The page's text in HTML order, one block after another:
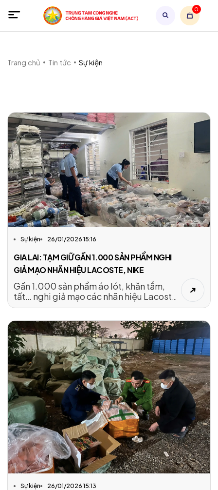
0
Trang chủ Tin tức Sự kiện
Sự kiện 26/01/2026 15:16
GIA LAI: TẠM GIỮ GẦN 1.000 SẢN PHẨM NGHI
GIẢ MẠO NHÃN HIỆU LACOSTE, NIKE
Gần 1.000 sản phẩm áo lót, khăn tắm,
tất… nghi giả mạo các nhãn hiệu Lacoste,
Nike vừa bị lực lượng chức năng tỉnh Gia
Sự kiện 26/01/2026 15:13